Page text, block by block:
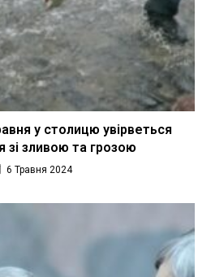
у столицю увірветься
зі зливою та грозою
6 Травня 2024